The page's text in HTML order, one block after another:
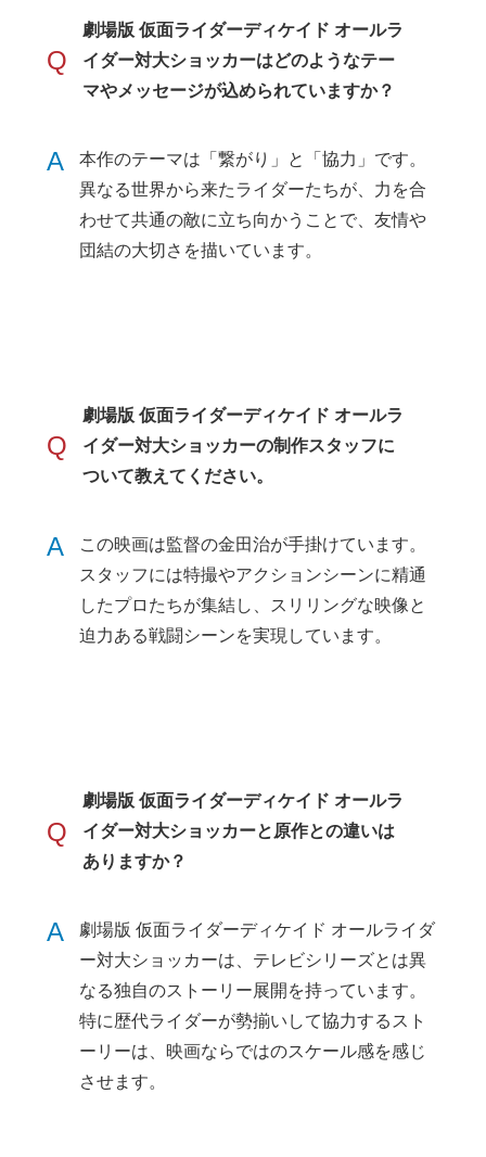
Q
劇場版 仮面ライダーディケイド オールラ
イダー対大ショッカーはどのようなテー
マやメッセージが込められていますか？
A
本作のテーマは「繋がり」と「協力」です。
異なる世界から来たライダーたちが、力を合
わせて共通の敵に立ち向かうことで、友情や
団結の大切さを描いています。
Q
劇場版 仮面ライダーディケイド オールラ
イダー対大ショッカーの制作スタッフに
ついて教えてください。
A
この映画は監督の金田治が手掛けています。
スタッフには特撮やアクションシーンに精通
したプロたちが集結し、スリリングな映像と
迫力ある戦闘シーンを実現しています。
Q
劇場版 仮面ライダーディケイド オールラ
イダー対大ショッカーと原作との違いは
ありますか？
A
劇場版 仮面ライダーディケイド オールライダ
ー対大ショッカーは、テレビシリーズとは異
なる独自のストーリー展開を持っています。
特に歴代ライダーが勢揃いして協力するスト
ーリーは、映画ならではのスケール感を感じ
させます。